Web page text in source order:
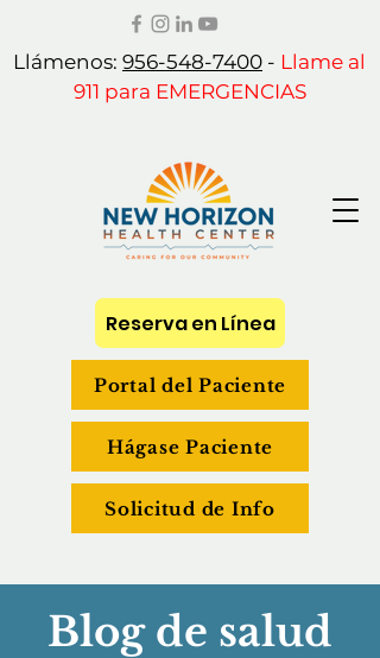
Llámenos: 956-548-7400 - Llame al
911 para EMERGENCIAS
Portal del Paciente
Hágase Paciente
Solicitud de Info
Reserva en Línea
Blog de salud